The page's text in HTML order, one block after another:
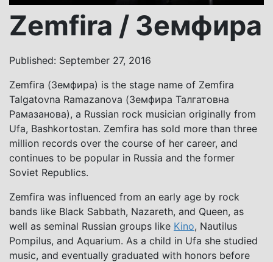
Zemfira / Земфира
Published: September 27, 2016
Zemfira (Земфира) is the stage name of Zemfira
Talgatovna Ramazanova (Земфира Талгатовна
Рамазанова), a Russian rock musician originally from
Ufa, Bashkortostan. Zemfira has sold more than three
million records over the course of her career, and
continues to be popular in Russia and the former
Soviet Republics.
Zemfira was influenced from an early age by rock
bands like Black Sabbath, Nazareth, and Queen, as
well as seminal Russian groups like Kino, Nautilus
Pompilus, and Aquarium. As a child in Ufa she studied
music, and eventually graduated with honors before